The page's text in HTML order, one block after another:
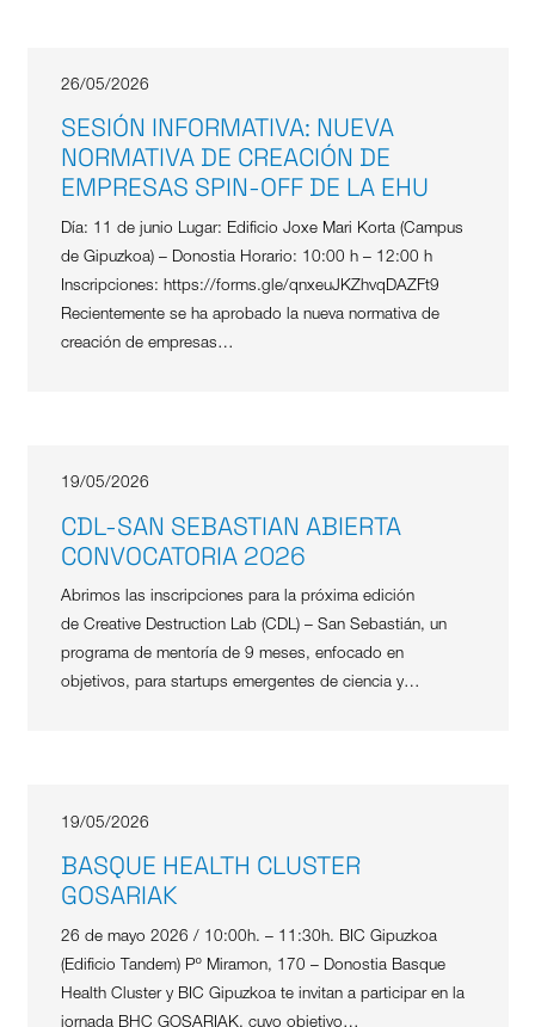
26/05/2026
SESIÓN INFORMATIVA: NUEVA
NORMATIVA DE CREACIÓN DE
EMPRESAS SPIN-OFF DE LA EHU
Día: 11 de junio Lugar: Edificio Joxe Mari Korta (Campus
de Gipuzkoa) – Donostia Horario: 10:00 h – 12:00 h
Inscripciones: https://forms.gle/qnxeuJKZhvqDAZFt9
Recientemente se ha aprobado la nueva normativa de
creación de empresas…
19/05/2026
CDL-SAN SEBASTIAN ABIERTA
CONVOCATORIA 2026
Abrimos las inscripciones para la próxima edición
de Creative Destruction Lab (CDL) – San Sebastián, un
programa de mentoría de 9 meses, enfocado en
objetivos, para startups emergentes de ciencia y…
19/05/2026
BASQUE HEALTH CLUSTER
GOSARIAK
26 de mayo 2026 / 10:00h. – 11:30h. BIC Gipuzkoa
(Edificio Tandem) Pº Miramon, 170 – Donostia Basque
Health Cluster y BIC Gipuzkoa te invitan a participar en la
jornada BHC GOSARIAK, cuyo objetivo…